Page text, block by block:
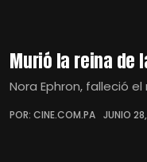
Murió la reina de
Nora Ephron, falleció
POR: CINE.COM.PA JUNIO